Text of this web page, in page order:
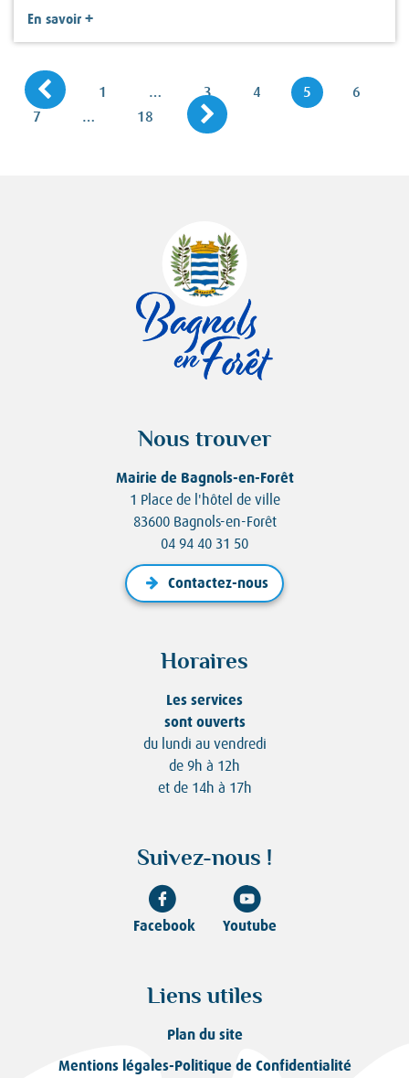
En savoir +
Navigation
des
pages
Page précédente
Page
1 … Page
3 Page
4 Page
5 Page
6
Page
7 … Page
18 Page suivante
Nous trouver
Mairie de Bagnols-en-Forêt
1 Place de l'hôtel de ville
83600 Bagnols-en-Forêt
04 94 40 31 50
Contactez-nous
Horaires
Les services
sont ouverts
du lundi au vendredi
de 9h à 12h
et de 14h à 17h
Suivez-nous !
Facebook Youtube
Liens utiles
Plan du site
Mentions légales-Politique de Confidentialité